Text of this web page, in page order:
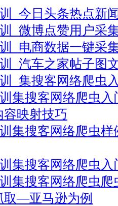
_今日头条热点新
_微博点赞用户采
_电商数据一键采
_汽车之家帖子图
_集搜客网络爬虫
集搜客网络爬虫
映射技巧
集搜客网络爬虫
集搜客网络爬虫
集搜客网络爬虫
取—亚马逊为例